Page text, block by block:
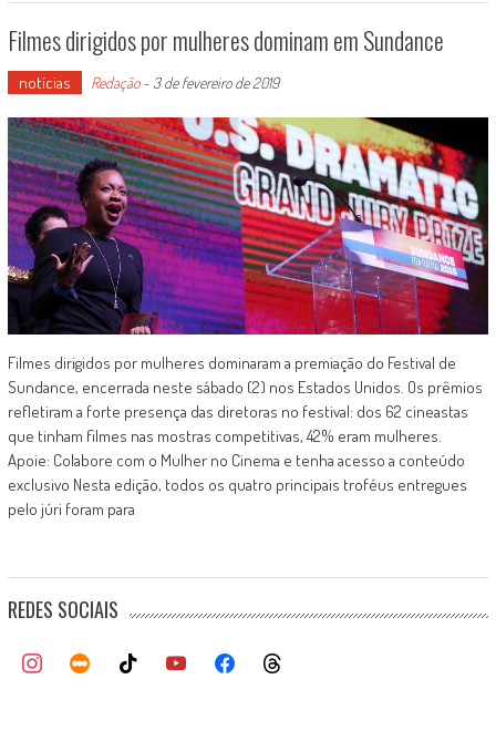
Filmes dirigidos por mulheres dominam em Sundance
notícias Redação- 3 de fevereiro de 2019
Filmes dirigidos por mulheres dominaram a premiação do Festival de
Sundance, encerrada neste sábado (2) nos Estados Unidos. Os prêmios
refletiram a forte presença das diretoras no festival: dos 62 cineastas
que tinham filmes nas mostras competitivas, 42% eram mulheres.
Apoie: Colabore com o Mulher no Cinema e tenha acesso a conteúdo
exclusivo Nesta edição, todos os quatro principais troféus entregues
pelo júri foram para
REDES SOCIAIS